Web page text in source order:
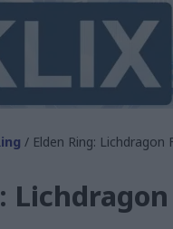
/ Elden Ring: